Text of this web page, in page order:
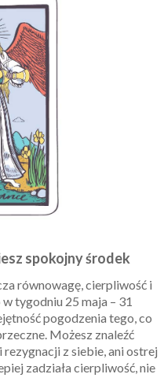
spokojny środek
równowagę, cierpliwość i
tygodniu 25 maja – 31
pogodzenia tego, co
Możesz znaleźć
z siebie, ani ostrej
zadziała cierpliwość, nie